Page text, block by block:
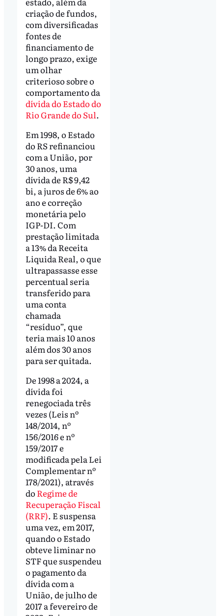
criação de fundos,
com diversificadas
fontes de
financiamento de
longo prazo, exige
um olhar
criterioso sobre o
comportamento da
dívida do Estado do
Rio Grande do Sul.
Em 1998, o Estado
do RS refinanciou
com a União, por
30 anos, uma
dívida de R$ 9,42
bi, a juros de 6% ao
ano e correção
monetária pelo
IGP-DI. Com
prestação limitada
a 13% da Receita
Liquida Real, o que
ultrapassasse esse
percentual seria
transferido para
uma conta
chamada
“resíduo”, que
teria mais 10 anos
além dos 30 anos
para ser quitada.
De 1998 a 2024, a
dívida foi
renegociada três
vezes (Leis nº
148/2014, nº
156/2016 e nº
159/2017 e
modificada pela Lei
Complementar nº
178/2021), através
do Regime de
Recuperação Fiscal
(RRF). E suspensa
uma vez, em 2017,
quando o Estado
obteve liminar no
STF que suspendeu
o pagamento da
dívida com a
União, de julho de
2017 a fevereiro de